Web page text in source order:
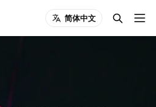
简体中文